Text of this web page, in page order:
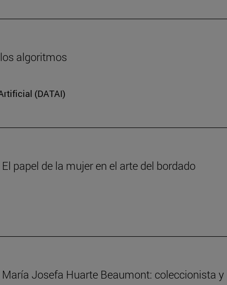
algoritmos
(DATAI)
papel de la mujer en el arte del bordado
Josefa Huarte Beaumont: coleccionista